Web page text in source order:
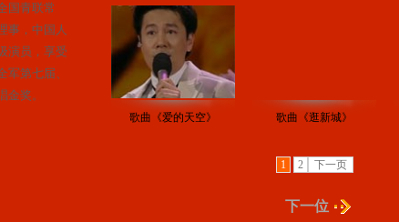
国青联常
事，中国人
演员，享受
军第七届、
奖。
歌曲《爱的天空》 歌曲《逛新城》
1 2 下一页
下一位